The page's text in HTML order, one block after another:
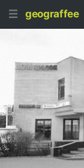
geograffee